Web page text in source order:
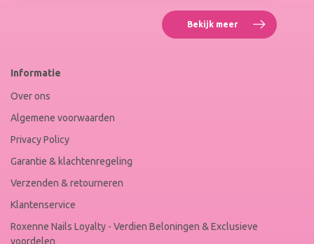
Bekijk meer Reviews
Roxenne
Informatie
Over ons
Algemene voorwaarden
Privacy Policy
Garantie & klachtenregeling
Verzenden & retourneren
Klantenservice
Roxenne Nails Loyalty - Verdien Beloningen & Exclusieve
voordelen